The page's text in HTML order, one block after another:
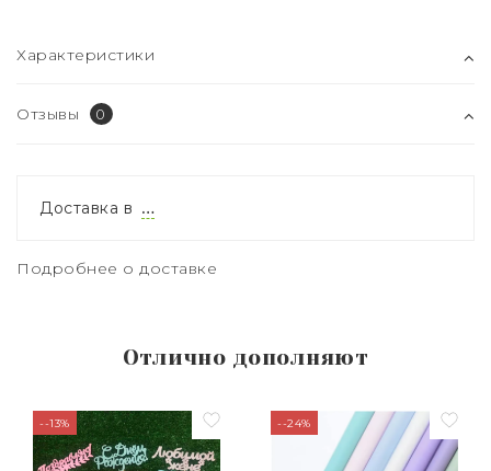
Характеристики
Отзывы 0
Доставка в …
Подробнее о доставке
Отлично дополняют
--13% --24%